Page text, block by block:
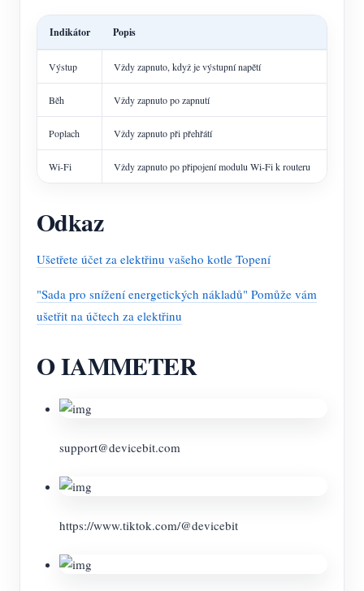
Indikátor Popis
Výstup Vždy zapnuto, když je výstupní napětí
Běh Vždy zapnuto po zapnutí
Poplach Vždy zapnuto při přehřátí
Wi-Fi Vždy zapnuto po připojení modulu Wi-Fi k routeru
Odkaz
Ušetřete účet za elektřinu vašeho kotle Topení
"Sada pro snížení energetických nákladů" Pomůže vám
ušetřit na účtech za elektřinu
O IAMMETER
support@devicebit.com
https://www.tiktok.com/@devicebit